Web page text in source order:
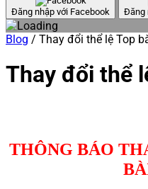
Đăng nhập với Facebook Đăng
Blog / Thay đổi thể lệ Top
Thay đổi thể
THÔNG BÁO